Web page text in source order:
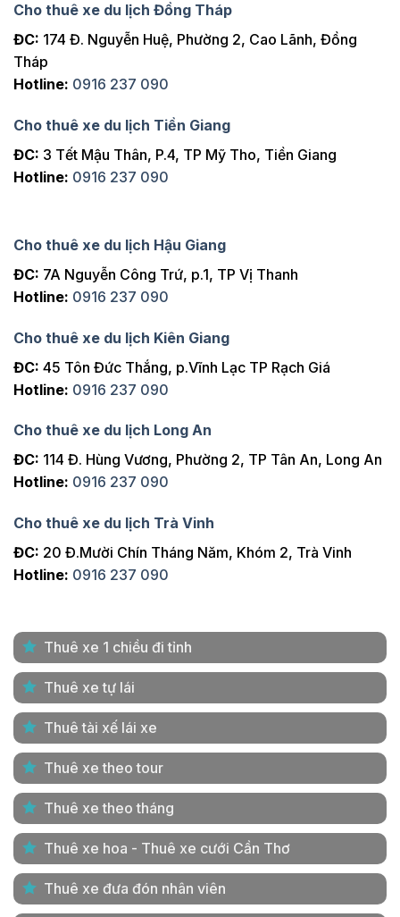
Cho thuê xe du lịch Đồng Tháp
ĐC: 174 Đ. Nguyễn Huệ, Phường 2, Cao Lãnh, Đồng
Tháp
Hotline: 0916 237 090
Cho thuê xe du lịch Tiền Giang
ĐC: 3 Tết Mậu Thân, P.4, TP Mỹ Tho, Tiền Giang
Hotline: 0916 237 090
Cho thuê xe du lịch Hậu Giang
ĐC: 7A Nguyễn Công Trứ, p.1, TP Vị Thanh
Hotline: 0916 237 090
Cho thuê xe du lịch Kiên Giang
ĐC: 45 Tôn Đức Thắng, p.Vĩnh Lạc TP Rạch Giá
Hotline: 0916 237 090
Cho thuê xe du lịch Long An
ĐC: 114 Đ. Hùng Vương, Phường 2, TP Tân An, Long An
Hotline: 0916 237 090
Cho thuê xe du lịch Trà Vinh
ĐC: 20 Đ.Mười Chín Tháng Năm, Khóm 2, Trà Vinh
Hotline: 0916 237 090
Thuê xe 1 chiều đi tỉnh
Thuê xe tự lái
Thuê tài xế lái xe
Thuê xe theo tour
Thuê xe theo tháng
Thuê xe hoa - Thuê xe cưới Cần Thơ
Thuê xe đưa đón nhân viên